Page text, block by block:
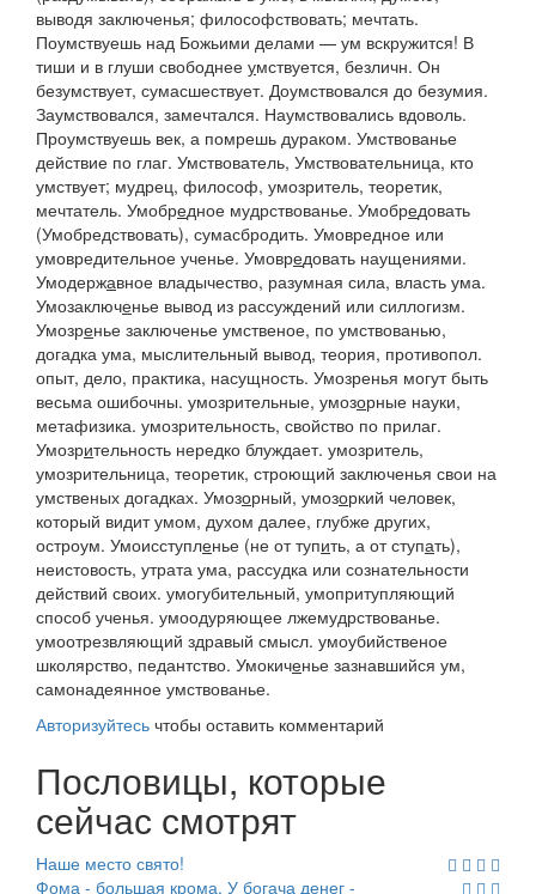
выводя заключенья; философствовать; мечтать.
Поумствуешь над Божьими делами — ум вскружится! В
тиши и в глуши свободнее умствуется, безличн. Он
безумствует, сумасшествует. Доумствовался до безумия.
Заумствовался, замечтался. Наумствовались вдоволь.
Проумствуешь век, а помрешь дураком. Умствованье
действие по глаг. Умствователь, Умствовательница, кто
умствует; мудрец, философ, умозритель, теоретик,
мечтатель. Умобредное мудрствованье. Умобредовать
(Умобредствовать), сумасбродить. Умовредное или
умовредительное ученье. Умовредовать наущениями.
Умодержавное владычество, разумная сила, власть ума.
Умозаключенье вывод из рассуждений или силлогизм.
Умозренье заключенье умственое, по умствованью,
догадка ума, мыслительный вывод, теория, противопол.
опыт, дело, практика, насущность. Умозренья могут быть
весьма ошибочны. умозрительные, умозорные науки,
метафизика. умозрительность, свойство по прилаг.
Умозрительность нередко блуждает. умозритель,
умозрительница, теоретик, строющий заключенья свои на
умственых догадках. Умозорный, умозоркий человек,
который видит умом, духом далее, глубже других,
остроум. Умоисступленье (не оттупить, а отступать),
неистовость, утрата ума, рассудка или сознательности
действий своих. умогубительный, умопритупляющий
способ ученья. умоодуряющее лжемудрствованье.
умоотрезвляющий здравый смысл. умоубийственое
школярство, педантство. Умокиченье зазнавшийся ум,
самонадеянное умствованье.
Авторизуйтесь чтобы оставить комментарий
Пословицы, которые
сейчас смотрят
Наше место свято!
Фома - большая крома. У богача денег -